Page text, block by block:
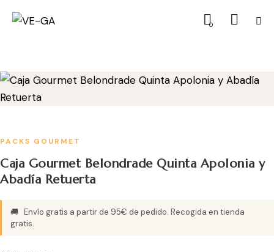
0
PACKS GOURMET
Caja Gourmet Belondrade Quinta Apolonia y
Abadía Retuerta
🚚 Envío gratis a partir de 95€ de pedido. Recogida en tienda
gratis.